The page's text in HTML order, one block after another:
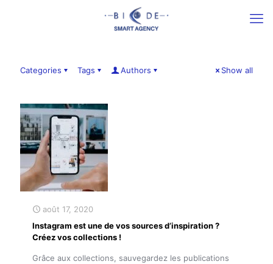
Categories Tags Authors Show all
août 17, 2020
Instagram est une de vos sources d’inspiration ?
Créez vos collections !
Grâce aux collections, sauvegardez les publications